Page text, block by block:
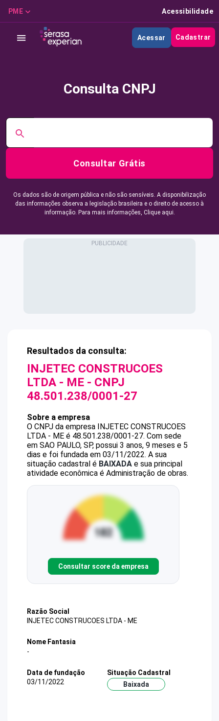
PME Acessibilidade
Acessar Cadastrar
Consulta CNPJ
Consultar Grátis
Os dados são de origem pública e não são sensíveis. A disponibilização
das informações observa a legislação brasileira e o direito de acesso à
informação. Para mais informações, Clique aqui.
Resultados da consulta:
INJETEC CONSTRUCOES
LTDA - ME - CNPJ
48.501.238/0001-27
Sobre a empresa
O CNPJ da empresa INJETEC CONSTRUCOES
LTDA - ME é 48.501.238/0001-27. Com sede
em SAO PAULO, SP, possui 3 anos, 9 meses e 5
dias e foi fundada em 03/11/2022. A sua
situação cadastral é BAIXADA e sua principal
atividade econômica é Administração de obras.
Consultar score da empresa
Razão Social
INJETEC CONSTRUCOES LTDA - ME
Nome Fantasia
-
Data de fundação
03/11/2022
Situação Cadastral
Baixada